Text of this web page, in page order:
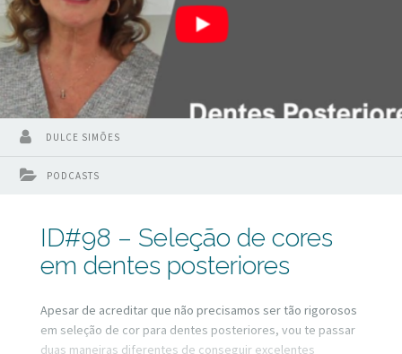
PODCASTS
DULCE SIMÕES
ID#98 – Seleção de cores
em dentes posteriores
Apesar de acreditar que não precisamos ser tão rigorosos
em seleção de cor para dentes posteriores, vou te passar
duas maneiras diferentes de conseguir excelentes